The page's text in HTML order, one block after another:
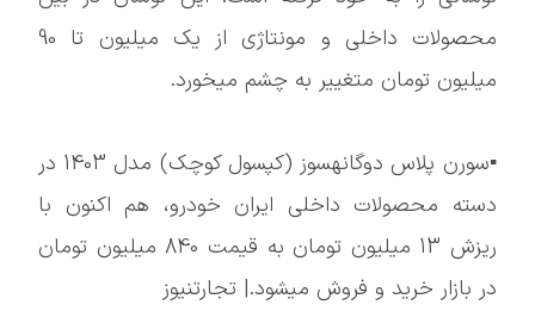
محصولات داخلی و مونتاژی از یک میلیون تا 90
میلیون تومان متغییر به چشم میخورد.
▪️سورن پلاس دوگانهسوز (کپسول کوچک) مدل 1403 در
دسته محصولات داخلی ایران خودرو، هم اکنون با
ریزش 13 میلیون تومان به قیمت 840 میلیون تومان
در بازار خرید و فروش میشود.| تجارتنیوز